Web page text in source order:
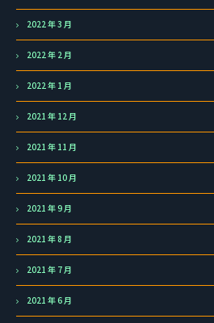
2022 年 3 月
2022 年 2 月
2022 年 1 月
2021 年 12 月
2021 年 11 月
2021 年 10 月
2021 年 9 月
2021 年 8 月
2021 年 7 月
2021 年 6 月